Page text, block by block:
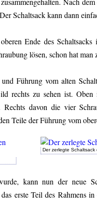
Schaltsack kann dann
Ende des Schaltsacks
lösen, schon hat man
Führung vom alten
rechts zu sehen ist.
davon die vier
Teile der Führung vom
Der zerlegte Schaltsack
kann nun der neue
erste Teil des Rahmens